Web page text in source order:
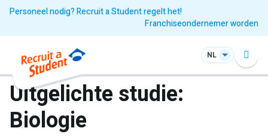
Personeel nodig? Recruit a Student regelt het!
Franchiseondernemer worden
NL
Uitgelichte studie:
Biologie